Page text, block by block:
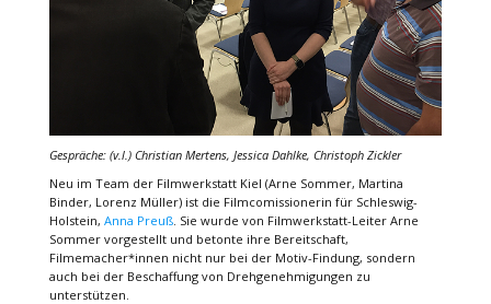
Gespräche: (v.l.) Christian Mertens, Jessica Dahlke, Christoph Zickler
Neu im Team der Filmwerkstatt Kiel (Arne Sommer, Martina
Binder, Lorenz Müller) ist die Filmcomissionerin für Schleswig-
Holstein, Anna Preuß. Sie wurde von Filmwerkstatt-Leiter Arne
Sommer vorgestellt und betonte ihre Bereitschaft,
Filmemacher*innen nicht nur bei der Motiv-Findung, sondern
auch bei der Beschaffung von Drehgenehmigungen zu
unterstützen.